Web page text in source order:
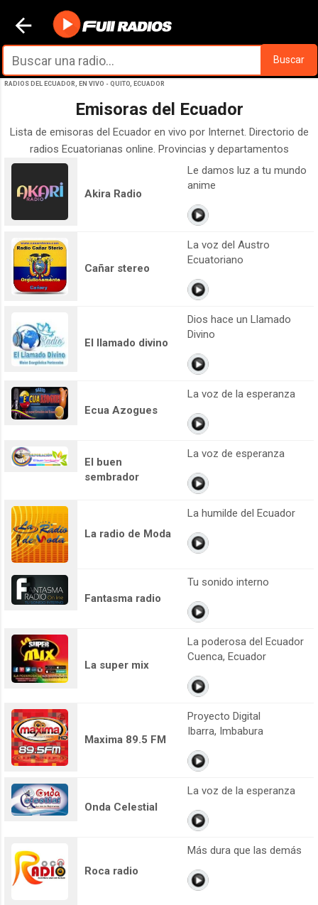
Ir al contenido principal
Buscar
RADIOS DEL ECUADOR, EN VIVO - QUITO, ECUADOR
Emisoras del Ecuador
Lista de emisoras del Ecuador en vivo por Internet. Directorio de
radios Ecuatorianas online. Provincias y departamentos
Akira Radio
Le damos luz a tu mundo
anime
Cañar stereo
La voz del Austro
Ecuatoriano
El llamado divino
Dios hace un Llamado
Divino
Ecua Azogues
La voz de la esperanza
El buen
sembrador
La voz de esperanza
La radio de Moda
La humilde del Ecuador
Fantasma radio
Tu sonido interno
La super mix
La poderosa del Ecuador
Cuenca, Ecuador
Maxima 89.5 FM
Proyecto Digital
Ibarra, Imbabura
Onda Celestial
La voz de la esperanza
Roca radio
Más dura que las demás